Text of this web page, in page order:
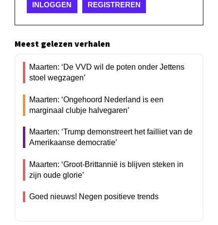
INLOGGEN REGISTREREN
Meest gelezen verhalen
Maarten: ‘De VVD wil de poten onder Jettens
stoel wegzagen’
Maarten: ‘Ongehoord Nederland is een
marginaal clubje halvegaren’
Maarten: ‘Trump demonstreert het failliet van de
Amerikaanse democratie’
Maarten: ‘Groot-Brittannië is blijven steken in
zijn oude glorie’
Goed nieuws! Negen positieve trends